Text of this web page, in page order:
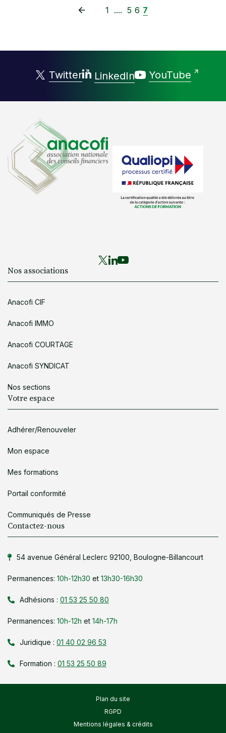
1 .... 5 6 7
Twitter LinkedIn YouTube
Nos associations
Anacofi CIF
Anacofi IMMO
Anacofi COURTAGE
Anacofi SYNDICAT
Nos sections
Votre espace
Adhérer/Renouveler
Mon espace
Mes formations
Portail conformité
Communiqués de Presse
Contactez-nous
54 avenue Général Leclerc 92100, Boulogne-Billancourt
Permanences: 10h-12h30 et 13h30-16h30
Adhésions : 01 53 25 50 80
Permanences: 10h-12h et 14h-17h
Juridique : 01 40 02 96 53
Formation : 01 53 25 50 89
Plan du site
RGPD
Mentions légales & crédits